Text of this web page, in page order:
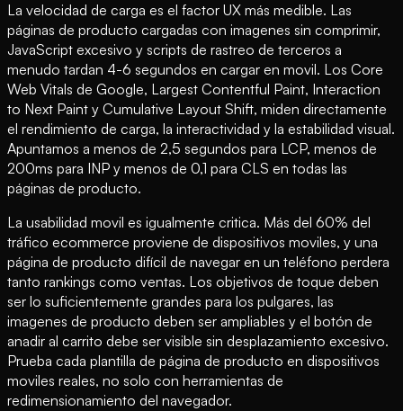
La velocidad de carga es el factor UX más medible. Las
páginas de producto cargadas con imagenes sin comprimir,
JavaScript excesivo y scripts de rastreo de terceros a
menudo tardan 4-6 segundos en cargar en movil. Los Core
Web Vitals de Google, Largest Contentful Paint, Interaction
to Next Paint y Cumulative Layout Shift, miden directamente
el rendimiento de carga, la interactividad y la estabilidad visual.
Apuntamos a menos de 2,5 segundos para LCP, menos de
200ms para INP y menos de 0,1 para CLS en todas las
páginas de producto.
La usabilidad movil es igualmente critica. Más del 60% del
tráfico ecommerce proviene de dispositivos moviles, y una
página de producto difícil de navegar en un teléfono perdera
tanto rankings como ventas. Los objetivos de toque deben
ser lo suficientemente grandes para los pulgares, las
imagenes de producto deben ser ampliables y el botón de
anadir al carrito debe ser visible sin desplazamiento excesivo.
Prueba cada plantilla de página de producto en dispositivos
moviles reales, no solo con herramientas de
redimensionamiento del navegador.